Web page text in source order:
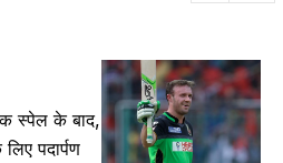
स्पेल के बाद,
पदार्पण